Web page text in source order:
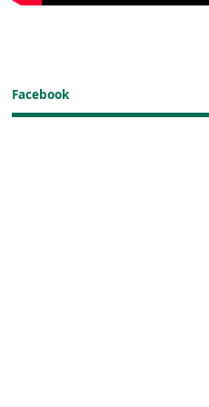
Facebook